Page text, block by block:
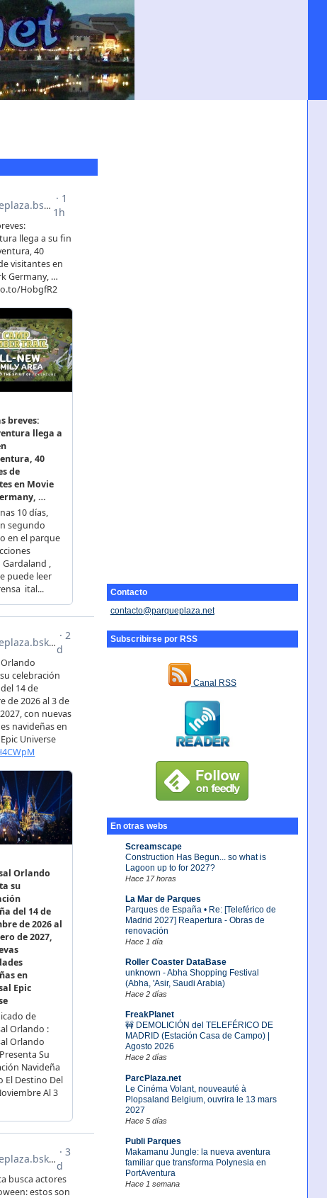
Contacto
contacto@parqueplaza.net
Subscribirse por RSS
Canal RSS
En otras webs
Screamscape
Construction Has Begun... so what is
Lagoon up to for 2027?
Hace 17 horas
La Mar de Parques
Parques de España • Re: [Teleférico de
Madrid 2027] Reapertura - Obras de
renovación
Hace 1 día
Roller Coaster DataBase
unknown - Abha Shopping Festival
(Abha, 'Asir, Saudi Arabia)
Hace 2 días
FreakPlanet
🚧 DEMOLICIÓN del TELEFÉRICO DE
MADRID (Estación Casa de Campo) |
Agosto 2026
Hace 2 días
ParcPlaza.net
Le Cinéma Volant, nouveauté à
Plopsaland Belgium, ouvrira le 13 mars
2027
Hace 5 días
Publi Parques
Makamanu Jungle: la nueva aventura
familiar que transforma Polynesia en
PortAventura
Hace 1 semana